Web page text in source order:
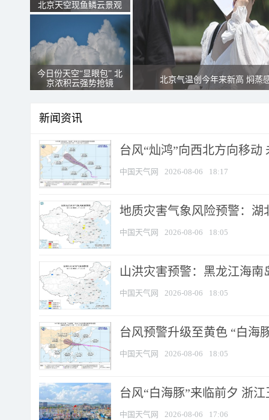
北京天空现鱼鳞云景观
今日份天空“显眼包” 北
京浓积云强势抢镜
北京气温创今年来新高 焖蒸
新闻资讯
台风“灿鸿”向西北方向移动
中国天气网 2026-08-06 18:17
地质灾害气象风险预警：湖
中国天气网 2026-08-06 18:05
山洪灾害预警：黑龙江海
中国天气网 2026-08-06 18:05
台风预警升级至黄色 “白海
中国天气网 2026-08-06 18:05
台风“白海豚”来临前夕 浙
中国天气网 2026-08-06 17:06